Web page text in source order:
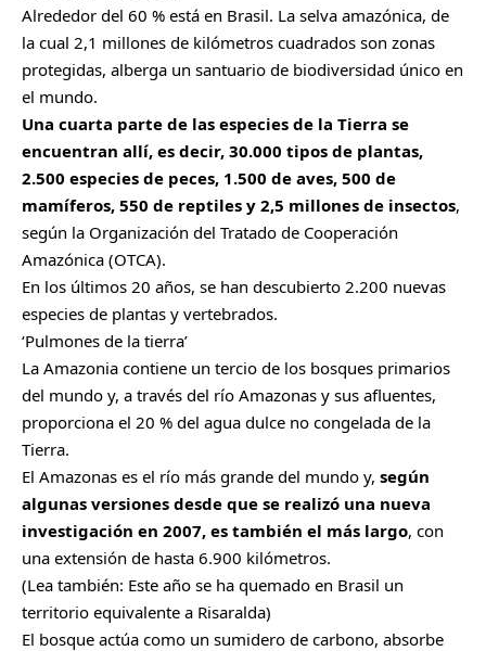
Alrededor del 60 % está en Brasil. La selva amazónica, de
la cual 2,1 millones de kilómetros cuadrados son zonas
protegidas, alberga un santuario de biodiversidad único en
el mundo.
Una cuarta parte de las especies de la Tierra se
encuentran allí, es decir, 30.000 tipos de plantas,
2.500 especies de peces, 1.500 de aves, 500 de
mamíferos, 550 de reptiles y 2,5 millones de insectos,
según la Organización del Tratado de Cooperación
Amazónica (OTCA).
En los últimos 20 años, se han descubierto 2.200 nuevas
especies de plantas y vertebrados.
‘Pulmones de la tierra’
La Amazonia contiene un tercio de los bosques primarios
del mundo y, a través del río Amazonas y sus afluentes,
proporciona el 20 % del agua dulce no congelada de la
Tierra.
El Amazonas es el río más grande del mundo y, según
algunas versiones desde que se realizó una nueva
investigación en 2007, es también el más largo, con
una extensión de hasta 6.900 kilómetros.
(Lea también: Este año se ha quemado en Brasil un
territorio equivalente a Risaralda)
El bosque actúa como un sumidero de carbono, absorbe